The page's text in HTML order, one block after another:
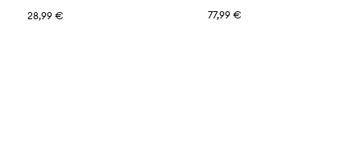
28,99 €
77,99 €